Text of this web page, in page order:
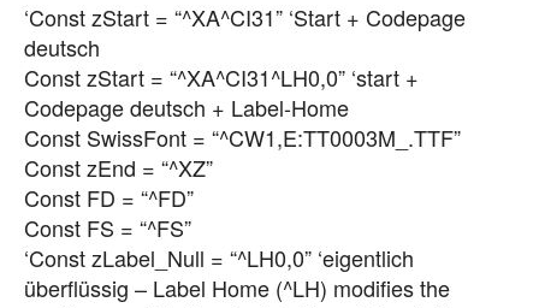
‘Const zStart = “^XA^CI31” ‘Start + Codepage
deutsch
Const zStart = “^XA^CI31^LH0,0” ‘start +
Codepage deutsch + Label-Home
Const SwissFont = “^CW1,E:TT0003M_.TTF”
Const zEnd = “^XZ”
Const FD = “^FD”
Const FS = “^FS”
‘Const zLabel_Null = “^LH0,0” ‘eigentlich
überflüssig – Label Home (^LH) modifies the